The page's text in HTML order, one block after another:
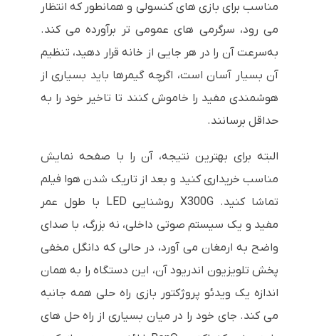
مناسب برای بازی های کنسولی و همانطور که انتظار
می رود، سرگرمی های عمومی تر برآورده می کند.
به‌سرعت آن را در هر جایی از خانه قرار دهید، تنظیم
آن بسیار آسان است، اگرچه گیمرها باید بسیاری از
هوشمندی مفید را خاموش کنند تا تاخیر خود را به
حداقل برسانند.
البته برای بهترین نتیجه، آن را با صفحه نمایش
مناسب خریداری کنید و بعد از تاریک شدن هوا فیلم
تماشا کنید. X300G روشنایی LED با طول عمر
مفید و یک سیستم صوتی داخلی، نه بزرگ، با صدای
واضح به ارمغان می آورد، در حالی که دانگل مخفی
پخش تلویزیون اندریود آن، این دستگاه را به همان
اندازه یک ویدئو پروژکتور بازی راه حلی همه جانبه
می کند. جای خود را در میان بسیاری از راه حل های